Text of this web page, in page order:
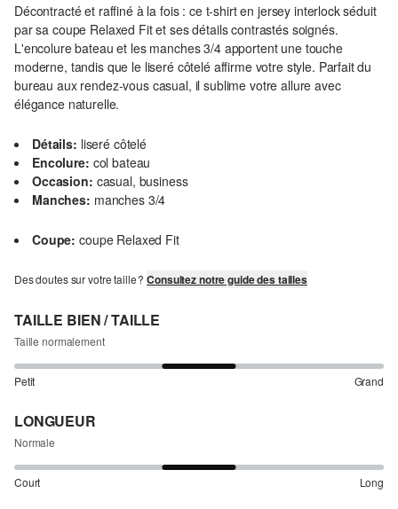
Décontracté et raffiné à la fois : ce t-shirt en jersey interlock séduit
par sa coupe Relaxed Fit et ses détails contrastés soignés.
L'encolure bateau et les manches 3/4 apportent une touche
moderne, tandis que le liseré côtelé affirme votre style. Parfait du
bureau aux rendez-vous casual, il sublime votre allure avec
élégance naturelle.
Détails: liseré côtelé
Encolure: col bateau
Occasion: casual, business
Manches: manches 3/4
Coupe: coupe Relaxed Fit
Des doutes sur votre taille ?Consultez notre guide des tailles
TAILLE BIEN / TAILLE
Taille normalement
Petit Grand
LONGUEUR
Normale
Court Long